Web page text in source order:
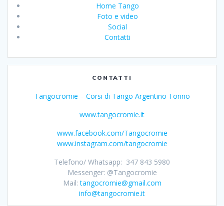
Home Tango
Foto e video
Social
Contatti
CONTATTI
Tangocromie – Corsi di Tango Argentino Torino
www.tangocromie.it
www.facebook.com/Tangocromie
www.instagram.com/tangocromie
Telefono/ Whatsapp: 347 843 5980
Messenger: @Tangocromie
Mail:tangocromie@gmail.com
info@tangocromie.it